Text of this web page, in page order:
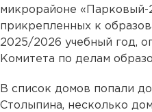
микрорайоне «Парковый-
прикрепленных к
2025/2026 учебный год,
Комитета по делам
В список домов попали
Столыпина, несколько